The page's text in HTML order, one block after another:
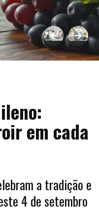
em cada
a tradição e
4 de setembro